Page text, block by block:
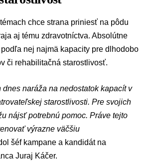
chce strana priniesť na pôdu
aj tému zdravotníctva. Absolútne
nej najmä kapacity pre dlhodobo
či rehabilitačná starostlivosť.
dnes naráža na nedostatok kapacít v
starostlivosti. Pre svojich
nájsť potrebnú pomoc. Práve tejto
výrazne väčšiu
šéf kampane a kandidát na
Juraj Káčer.